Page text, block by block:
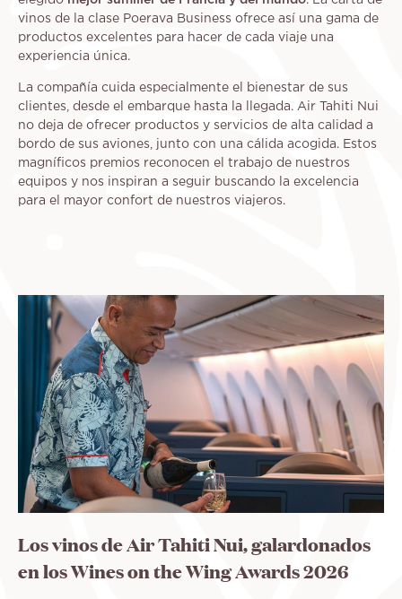
vinos de la clase Poerava Business ofrece así una gama de
productos excelentes para hacer de cada viaje una
experiencia única.
La compañía cuida especialmente el bienestar de sus
clientes, desde el embarque hasta la llegada. Air Tahiti Nui
no deja de ofrecer productos y servicios de alta calidad a
bordo de sus aviones, junto con una cálida acogida. Estos
magníficos premios reconocen el trabajo de nuestros
equipos y nos inspiran a seguir buscando la excelencia
para el mayor confort de nuestros viajeros.
Los vinos de Air Tahiti Nui, galardonados
en los Wines on the Wing Awards 2026